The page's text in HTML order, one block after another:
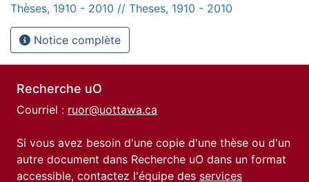
Thèses, 1910 - 2010 // Theses, 1910 - 2010
Notice complète
Recherche uO
Courriel : ruor@uottawa.ca
Si vous avez besoin d'une copie d'une thèse ou d'un
autre document dans Recherche uO dans un format
accessible, contactez l'équipe des services